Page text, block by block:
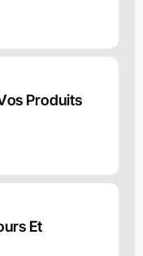
Produits
Et